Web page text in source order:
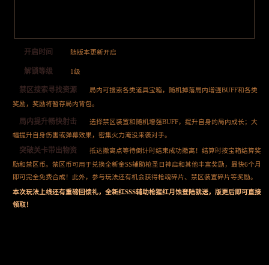
开启时间 随版本更新开启
解锁等级 1级
禁区搜索寻找资源
局内可搜索各类道具宝箱，随机掉落局内增强BUFF和各类
奖励，奖励将暂存局内背包。
局内提升畅快射击
选择禁区装置和随机增强BUFF，提升自身的局内成长；大
幅提升自身伤害或弹幕效果，密集火力淹没来袭对手。
突破关卡带出物资
抵达撤离点等待倒计时结束成功撤离！结算时按宝箱结算奖
励和禁区币。禁区币可用于兑换全新金SS辅助枪圣日神启和其他丰富奖励，最快6个月
即可完全免费合成！此外，参与玩法还有机会获得枪魂碎片、禁区装置碎片等奖励。
本次玩法上线还有重磅回馈礼，全新红SSS辅助枪猩红月蚀登陆就送，版更后即可直接
领取！